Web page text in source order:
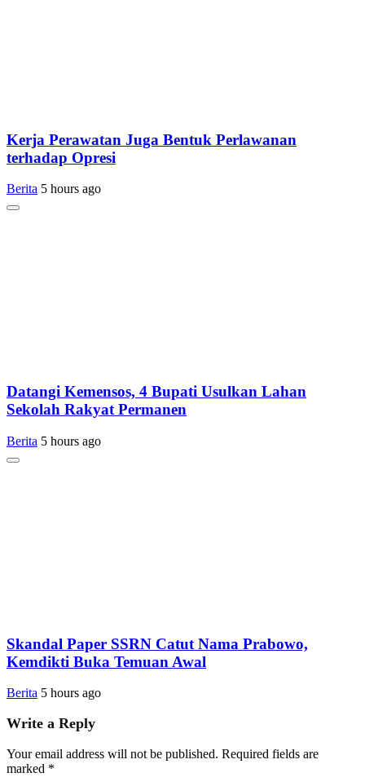
Kerja Perawatan Juga Bentuk Perlawanan
terhadap Opresi
Berita 5 hours ago
Datangi Kemensos, 4 Bupati Usulkan Lahan
Sekolah Rakyat Permanen
Berita 5 hours ago
Skandal Paper SSRN Catut Nama Prabowo,
Kemdikti Buka Temuan Awal
Berita 5 hours ago
Write a Reply
Your email address will not be published. Required fields are
marked *